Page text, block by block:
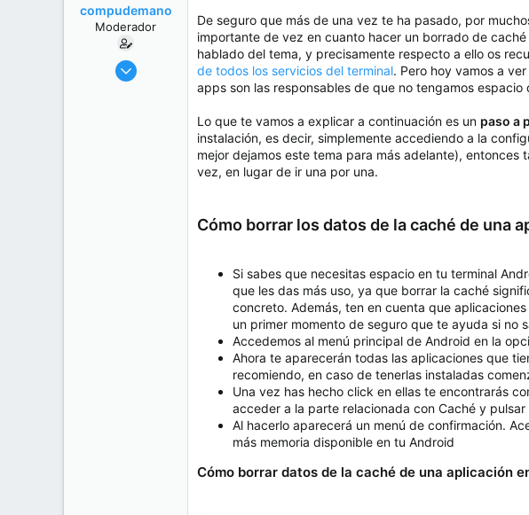
rcompudemano
Moderador
26 Jul 2013
De seguro que más de una vez te ha pasado, por
importante de vez en cuanto hacer un borrado de
hablado del tema, y precisamente respecto a ello os
de todos los servicios del terminal. Pero hoy vamos a ver
apps son las responsables de que no tengamos espacio
Lo que te vamos a explicar a continuación es un paso a
instalación, es decir, simplemente accediendo a la
mejor dejamos este tema para más adelante),
vez, en lugar de ir una por una.
Cómo borrar los datos de la caché de una
Si sabes que necesitas espacio en tu terminal
que les das más uso, ya que borrar la caché
concreto. Además, ten en cuenta que
un primer momento de seguro que te ayuda si no
Accedemos al menú principal de Android en la
Ahora te aparecerán todas las aplicaciones que
recomiendo, en caso de tenerlas instaladas
Una vez has hecho click en ellas te encontrarás
acceder a la parte relacionada con Caché y
Al hacerlo aparecerá un menú de confirmación.
más memoria disponible en tu Android
Cómo borrar datos de la caché de una aplicación